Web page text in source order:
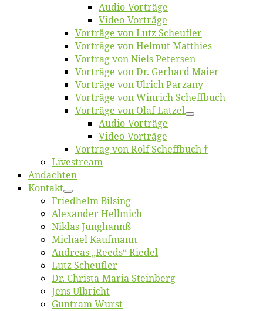
Au­dio-Vor­trä­ge
Vi­deo-Vor­trä­ge
Vor­trä­ge von Lutz Scheufler
Vor­trä­ge von Hel­mut Matthies
Vor­trag von Niels Petersen
Vor­trä­ge von Dr. Ger­hard Maier
Vor­trä­ge von Ul­rich Parzany
Vor­trä­ge von Win­rich Scheffbuch
Vor­trä­ge von Olaf Latzel
Au­dio-Vor­trä­ge
Vi­deo-Vor­trä­ge
Vor­trag von Rolf Scheffbuch †
Live­stream
An­dach­ten
Kon­takt
Fried­helm Bilsing
Alex­an­der Hellmich
Ni­klas Junghannß
Mi­cha­el Kaufmann
An­dre­as „Reeds“ Riedel
Lutz Scheuf­ler
Dr. Chris­­ta-Ma­ria Steinberg
Jens Ulb­richt
Gun­tram Wurst